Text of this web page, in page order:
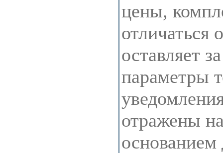
цены,
отличаться
оставляет
параметры
отражены
основанием